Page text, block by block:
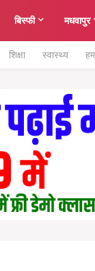
बिस्फी मधवापुर
शिक्षा स्वास्थ्य